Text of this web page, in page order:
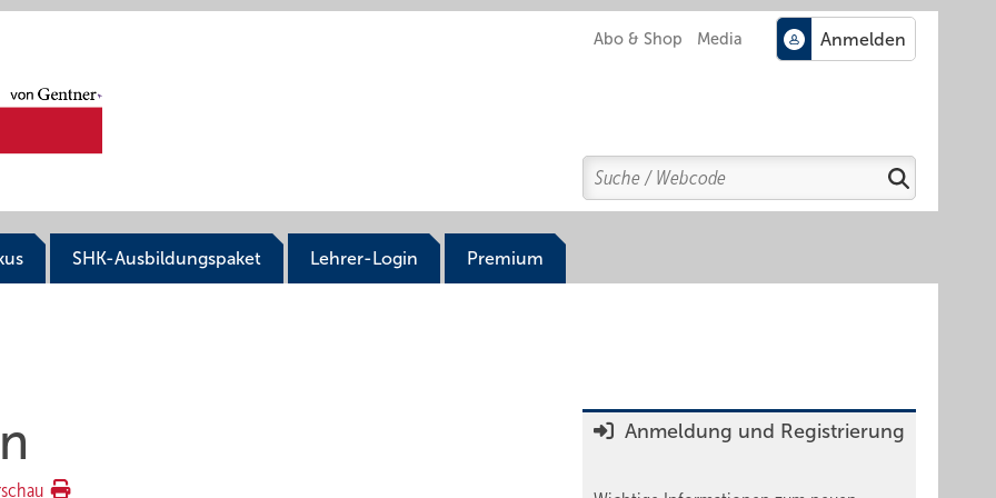
Abo & Shop Media
Search
Suchen
SHK-Ausbildungspaket Lehrer-Login Premium
Anmeldung und Registrierung